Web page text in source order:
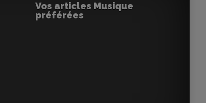
Vos articles Musique
préférées